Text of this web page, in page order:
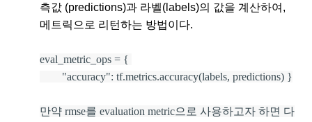
측값 (predictions)과 라벨(labels)의 값을 계산하여,
메트릭으로 리턴하는 방법이다.
eval_metric_ops = {
"accuracy": tf.metrics.accuracy(labels, predictions) }
만약 rmse를 evaluation metric으로 사용하고자 하면 다